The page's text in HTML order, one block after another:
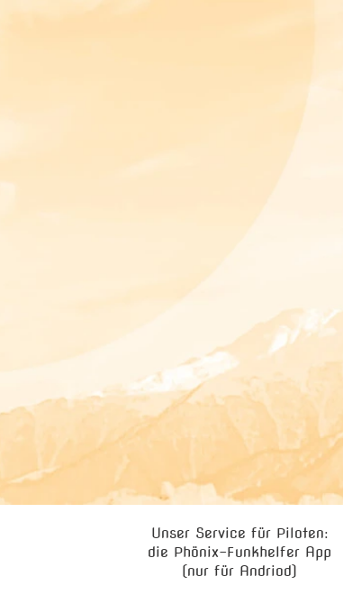
Unser Service für Piloten:
die Phönix-Funkhelfer App
(nur für Andriod)